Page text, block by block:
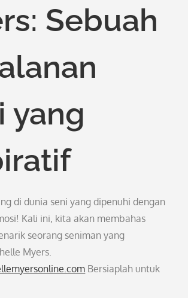
Sebuah
yang
di dunia seni yang dipenuhi dengan
Kali ini, kita akan membahas
seorang seniman yang
Myers.
Bersiaplah untuk